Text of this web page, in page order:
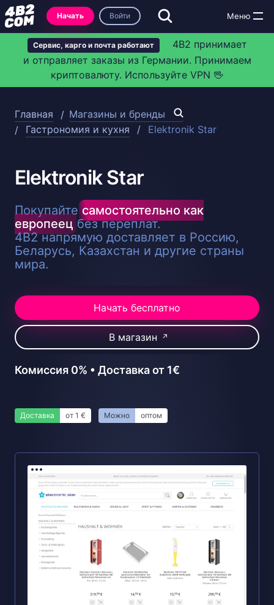
Сервис, карго и почта работают
4B2 принимает
и отправляет заказы из Германии. Принимаем
криптовалюту. Используйте VPN 🖖
Начать Войти
Главная
Магазины и бренды
Гастрономия и кухня
Elektronik Star
Elektronik Star
Покупайтесамостоятельно как
европеец без переплат.
4B2 напрямую доставляет в Россию,
Беларусь, Казахстан и другие страны
мира.
Начать бесплатно
В магазин ↗
Комиссия 0% • Доставка от 1€
Доставка от 1 € Можно оптом